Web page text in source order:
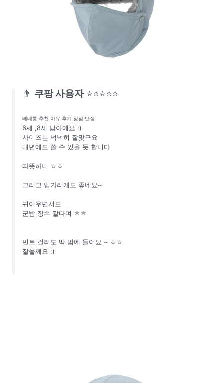
👨 쿠팡 사용자 ⭐⭐⭐⭐⭐
베네통 추천 이유 후기 장점 단점
6세 ,8세 남아에요 :)
사이즈는 넉넉히 잘맞구요
내년에도 쓸 수 있을 듯 합니다
따뜻하니 ㅎㅎ
그리고 입가리개도 좋네요~
귀여우면서도
군밤 장수 같다며 ㅎㅎ
민트 컬러도 딱 맘에 들어요 ~ ㅎㅎ
잘쓸께요 :)